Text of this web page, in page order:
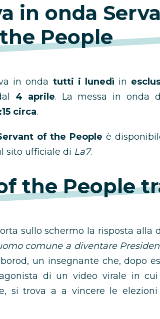
in onda
the People
in onda tutti i lunedì in
4 aprile. La messa in onda
circa.
of the People è
sito ufficiale di La7.
the People
sullo schermo la risposta alla
comune a diventare
un insegnante che, dopo
di un video virale in
si trova a a vincere le